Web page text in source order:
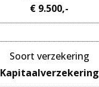
€ 9.500,-
Soort verzekering
Kapitaalverzekering